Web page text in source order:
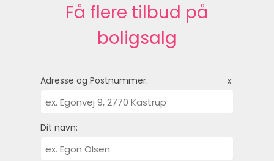
Få flere tilbud på
boligsalg
Adresse og Postnummer: x
Dit navn: